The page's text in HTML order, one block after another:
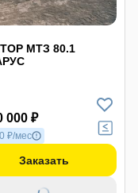
МТЗ 80.1
000 ₽
₽/мес
Заказать